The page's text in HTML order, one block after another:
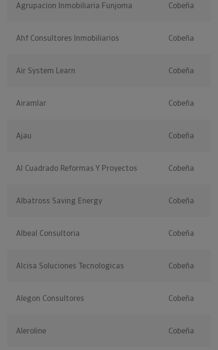
Agrupacion Inmobiliaria Funjoma Cobeña
Ahf Consultores Inmobiliarios Cobeña
Air System Learn Cobeña
Airamlar Cobeña
Ajau Cobeña
Al Cuadrado Reformas Y Proyectos Cobeña
Albatross Saving Energy Cobeña
Albeal Consultoria Cobeña
Alcisa Soluciones Tecnologicas Cobeña
Alegon Consultores Cobeña
Aleroline Cobeña